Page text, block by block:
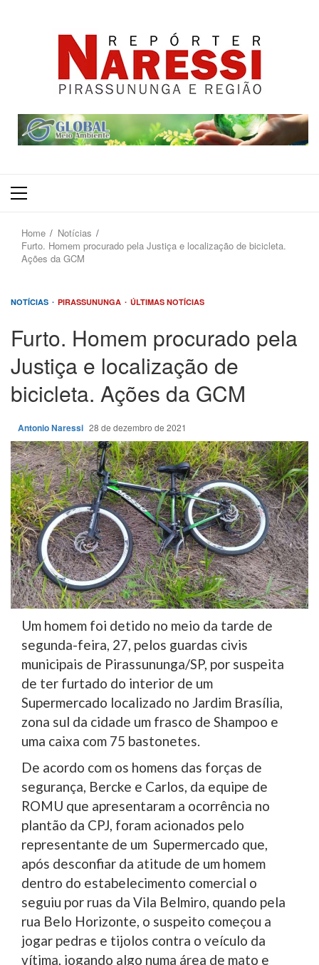
Primary
Home
Notícias
Furto. Homem procurado pela Justiça e localização de bicicleta.
Ações da GCM
NOTÍCIAS PIRASSUNUNGA ÚLTIMAS NOTÍCIAS
Furto. Homem procurado pela
Justiça e localização de
bicicleta. Ações da GCM
Antonio Naressi 28 de dezembro de 2021
Um homem foi detido no meio da tarde de
segunda-feira, 27, pelos guardas civis
municipais de Pirassununga/SP, por suspeita
de ter furtado do interior de um
Supermercado localizado no Jardim Brasília,
zona sul da cidade um frasco de Shampoo e
uma caixa com 75 bastonetes.
De acordo com os homens das forças de
segurança, Bercke e Carlos, da equipe de
ROMU que apresentaram a ocorrência no
plantão da CPJ, foram acionados pelo
representante de um Supermercado que,
após desconfiar da atitude de um homem
dentro do estabelecimento comercial o
seguiu por ruas da Vila Belmiro, quando pela
rua Belo Horizonte, o suspeito começou a
jogar pedras e tijolos contra o veículo da
vítima, jogando algo numa área de mato e